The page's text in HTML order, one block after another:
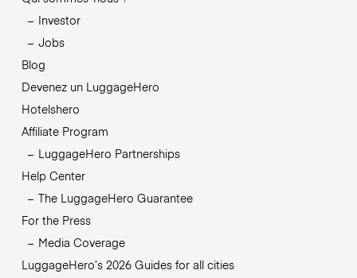
Investor
Jobs
Blog
Devenez un LuggageHero
Hotelshero
Affiliate Program
LuggageHero Partnerships
Help Center
The LuggageHero Guarantee
For the Press
Media Coverage
LuggageHero’s 2026 Guides for all cities